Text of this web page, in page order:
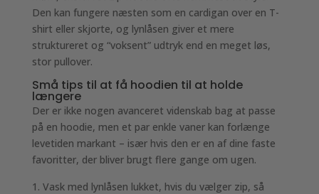
Den kan fungere næsten som en cardigan over en T-
shirt eller skjorte, og lynlåsen giver et mere
struktureret og “voksent” udtryk end en meget løs,
stor pullover.
Små tips til at få hoodien til at holde
længere
Der er ikke nogen avanceret videnskab bag at passe
på en hoodie, men et par enkle vaner kan forlænge
levetiden markant – især hvis den er en af dine faste
favoritter, der bliver brugt flere gange om ugen.
Vask med lynlåsen lukket, hvis du vælger zip, så